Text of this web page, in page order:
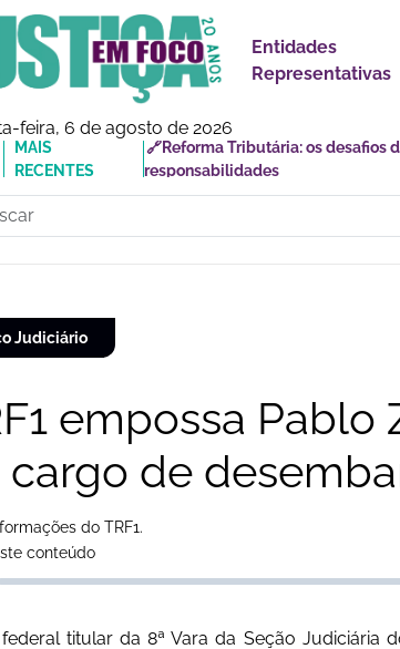
Entidades
Representativas
feira, 6 de agosto de 2026
MAIS
RECENTES
🔗Doutor Luizinho: Cadastro
Social
Judiciário
empossa Pablo
cargo de
do TRF1.
conteúdo
titular da 8ª Vara da Seção Judiciária